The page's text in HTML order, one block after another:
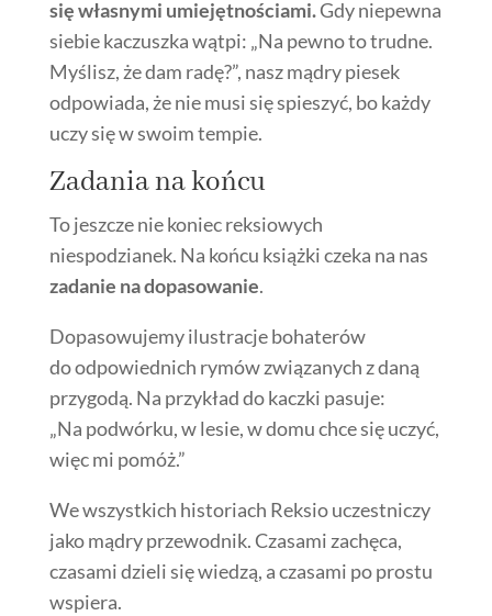
się własnymi umiejętnościami.Gdy niepewna
siebie kaczuszka wątpi: „Na pewno to trudne.
Myślisz, że dam radę?”, nasz mądry piesek
odpowiada, że nie musi się spieszyć, bo każdy
uczy się w swoim tempie.
Zadania na końcu
To jeszcze nie koniec reksiowych
niespodzianek. Na końcu książki czeka na nas
zadanie na dopasowanie.
Dopasowujemy ilustracje bohaterów
do odpowiednich rymów związanych z daną
przygodą. Na przykład do kaczki pasuje:
„Na podwórku, w lesie, w domu chce się uczyć,
więc mi pomóż.”
We wszystkich historiach Reksio uczestniczy
jako mądry przewodnik. Czasami zachęca,
czasami dzieli się wiedzą, a czasami po prostu
wspiera.